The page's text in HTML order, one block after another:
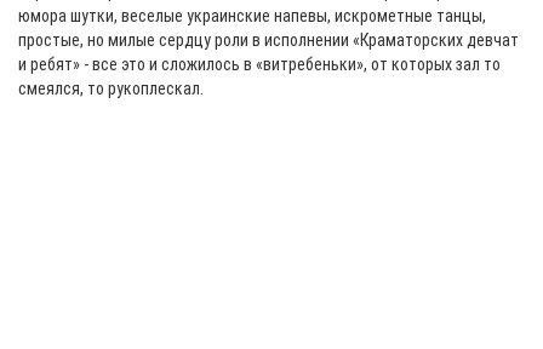
юмора шутки, веселые украинские напевы, искрометные танцы,
простые, но милые сердцу роли в исполнении «Краматорских девчат
и ребят» - все это и сложилось в «витребеньки», от которых зал то
смеялся, то рукоплескал.